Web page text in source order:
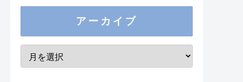
アーカイブ